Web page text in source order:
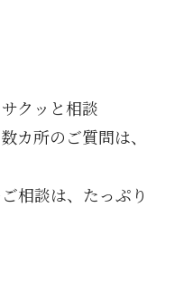
クッと相談
カ所のご質問は、
相談は、たっぷり